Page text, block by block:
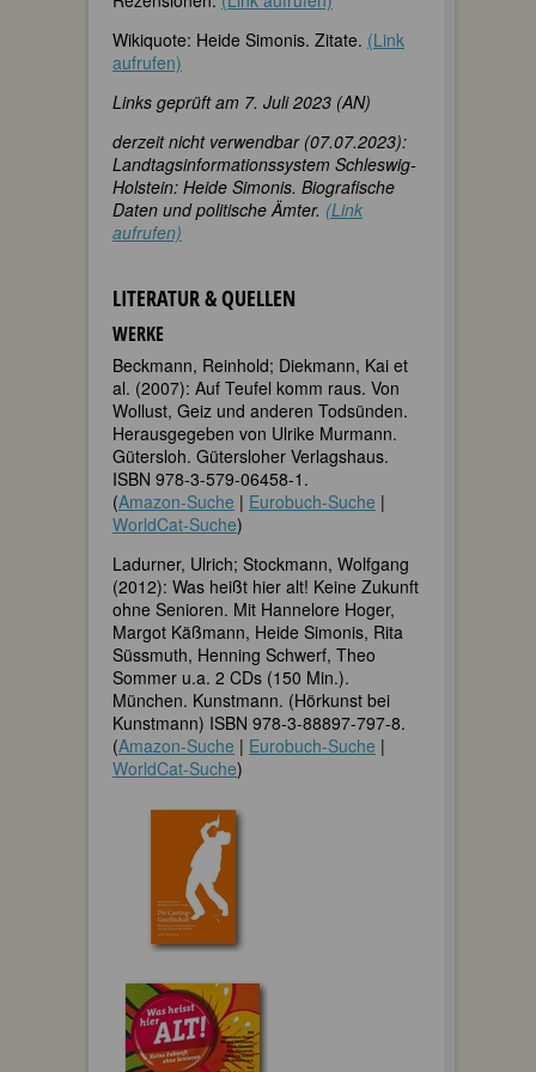
Wikiquote: Heide Simonis. Zitate. (Link
aufrufen)
Links geprüft am 7. Juli 2023 (AN)
derzeit nicht verwendbar (07.07.2023):
Landtagsinformationssystem Schleswig-
Holstein: Heide Simonis. Biografische
Daten und politische Ämter. (Link
aufrufen)
LITERATUR & QUELLEN
WERKE
Beckmann, Reinhold; Diekmann, Kai et
al. (2007): Auf Teufel komm raus. Von
Wollust, Geiz und anderen Todsünden.
Herausgegeben von Ulrike Murmann.
Gütersloh. Gütersloher Verlagshaus.
ISBN 978-3-579-06458-1.
(Amazon-Suche | Eurobuch-Suche |
WorldCat-Suche)
Ladurner, Ulrich; Stockmann, Wolfgang
(2012): Was heißt hier alt! Keine Zukunft
ohne Senioren. Mit Hannelore Hoger,
Margot Käßmann, Heide Simonis, Rita
Süssmuth, Henning Schwerf, Theo
Sommer u.a. 2 CDs (150 Min.).
München. Kunstmann. (Hörkunst bei
Kunstmann) ISBN 978-3-88897-797-8.
(Amazon-Suche | Eurobuch-Suche |
WorldCat-Suche)